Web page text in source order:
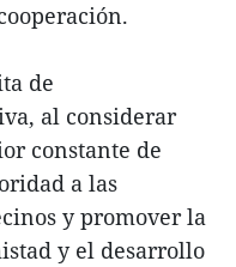
de
al considerar
constante de
a las
y promover la
y el desarrollo